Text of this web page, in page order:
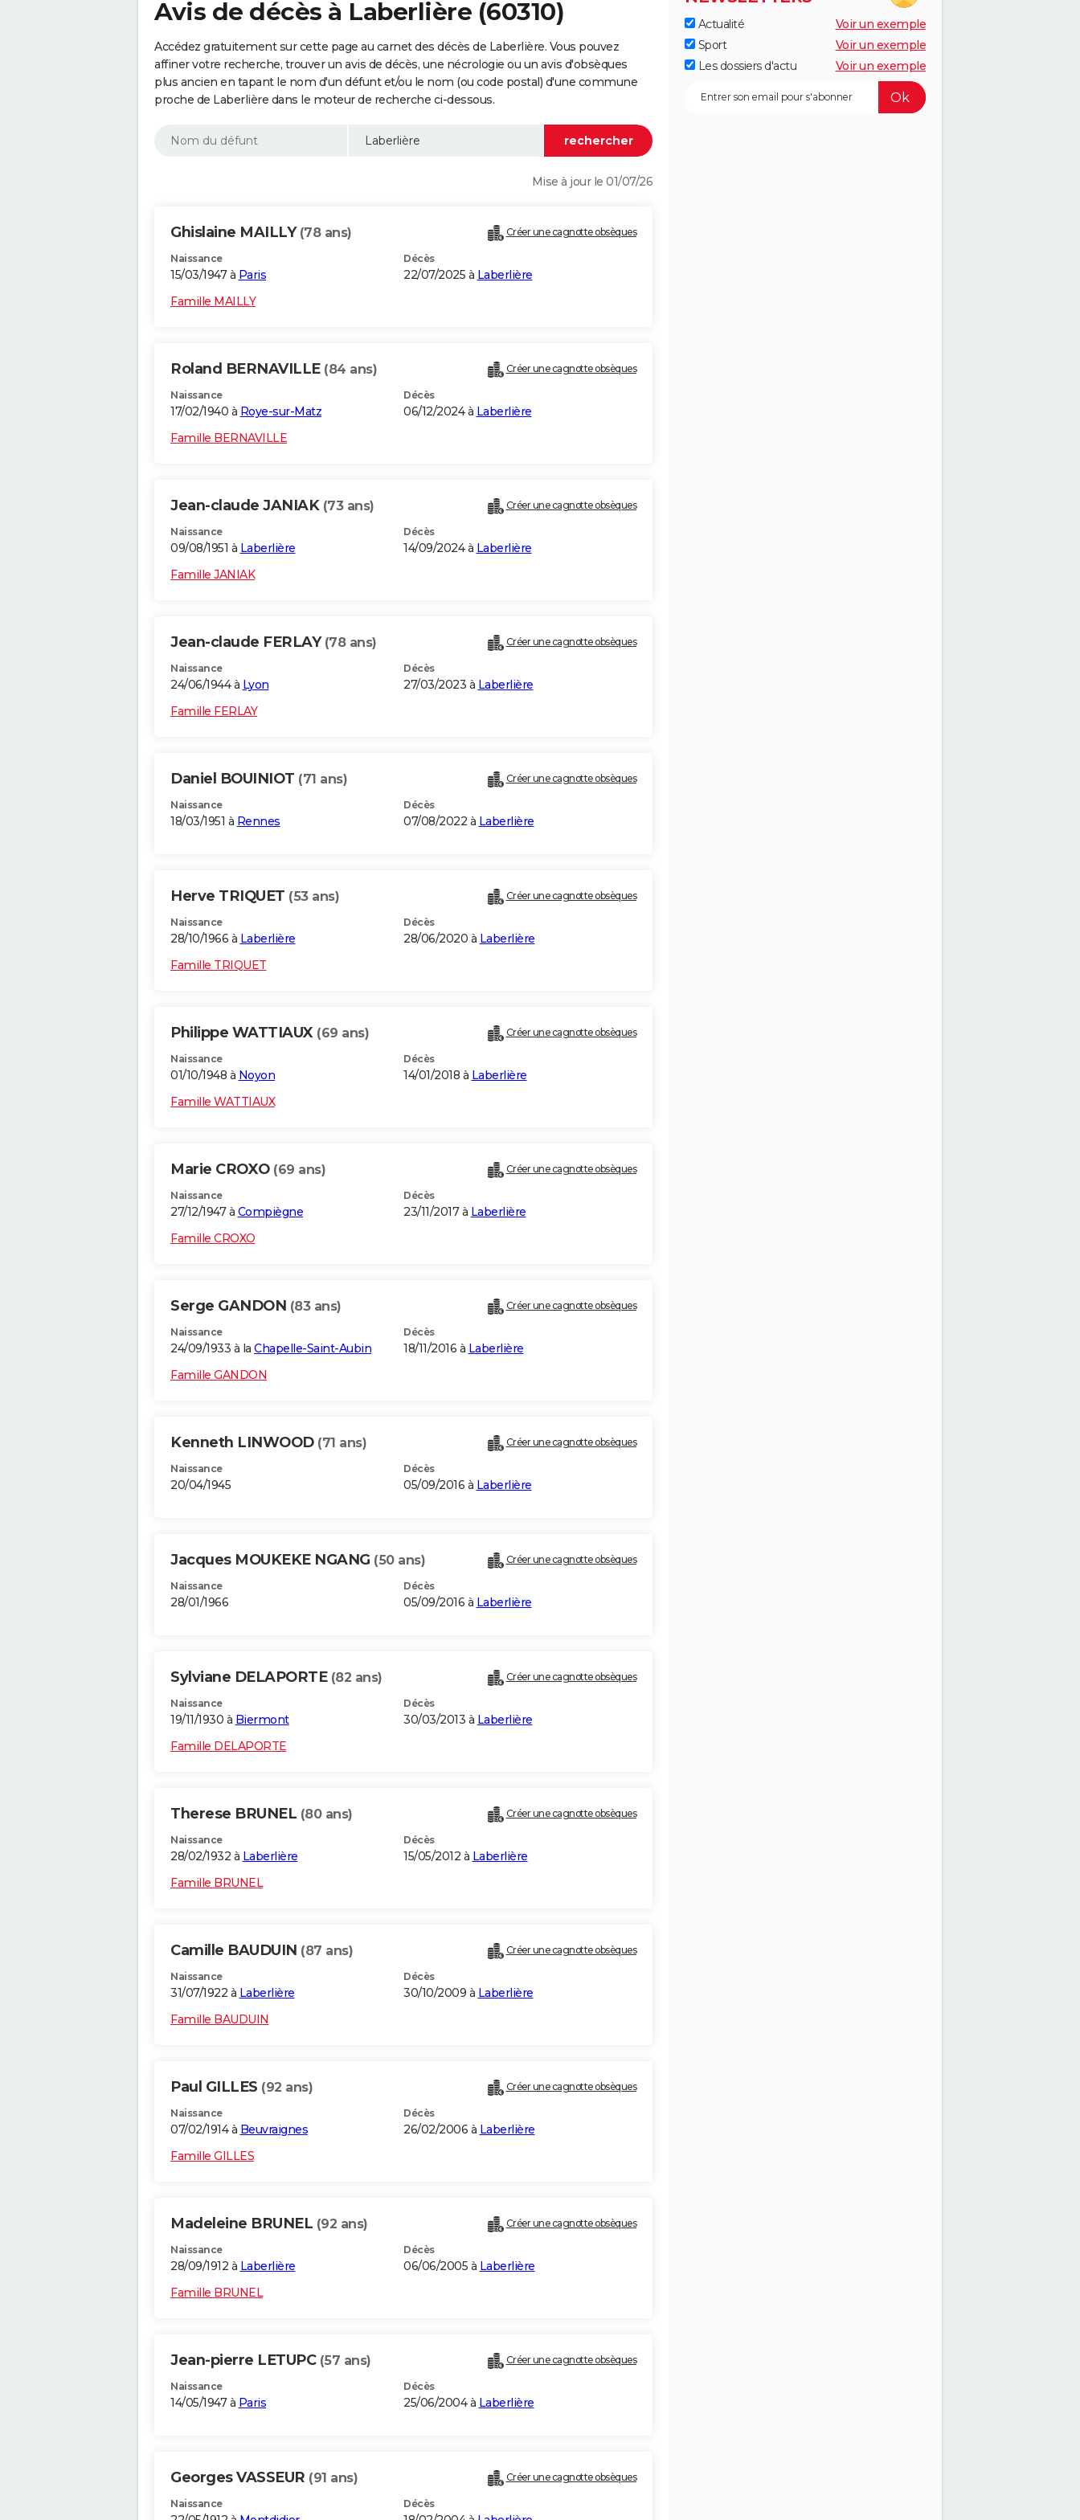
Avis de décès à Laberlière (60310)
Accédez gratuitement sur cette page au carnet des décès de Laberlière. Vous pouvez
affiner votre recherche, trouver un avis de décès, une nécrologie ou un avis d'obsèques
plus ancien en tapant le nom d'un défunt et/ou le nom (ou code postal) d'une commune
proche de Laberlière dans le moteur de recherche ci-dessous.
Mise à jour le 01/07/26
Ghislaine MAILLY (78 ans) Créer une cagnotte obsèques
Naissance
15/03/1947 à Paris
Décès
22/07/2025 à Laberlière
Famille MAILLY
Roland BERNAVILLE (84 ans) Créer une cagnotte obsèques
Naissance
17/02/1940 à Roye-sur-Matz
Décès
06/12/2024 à Laberlière
Famille BERNAVILLE
Jean-claude JANIAK (73 ans) Créer une cagnotte obsèques
Naissance
09/08/1951 à Laberlière
Décès
14/09/2024 à Laberlière
Famille JANIAK
Jean-claude FERLAY (78 ans) Créer une cagnotte obsèques
Naissance
24/06/1944 à Lyon
Décès
27/03/2023 à Laberlière
Famille FERLAY
Daniel BOUINIOT (71 ans) Créer une cagnotte obsèques
Naissance
18/03/1951 à Rennes
Décès
07/08/2022 à Laberlière
Herve TRIQUET (53 ans) Créer une cagnotte obsèques
Naissance
28/10/1966 à Laberlière
Décès
28/06/2020 à Laberlière
Famille TRIQUET
Philippe WATTIAUX (69 ans) Créer une cagnotte obsèques
Naissance
01/10/1948 à Noyon
Décès
14/01/2018 à Laberlière
Famille WATTIAUX
Marie CROXO (69 ans) Créer une cagnotte obsèques
Naissance
27/12/1947 à Compiègne
Décès
23/11/2017 à Laberlière
Famille CROXO
Serge GANDON (83 ans) Créer une cagnotte obsèques
Naissance
24/09/1933 à la Chapelle-Saint-Aubin
Décès
18/11/2016 à Laberlière
Famille GANDON
Kenneth LINWOOD (71 ans) Créer une cagnotte obsèques
Naissance
20/04/1945
Décès
05/09/2016 à Laberlière
Jacques MOUKEKE NGANG (50 ans) Créer une cagnotte obsèques
Naissance
28/01/1966
Décès
05/09/2016 à Laberlière
Sylviane DELAPORTE (82 ans) Créer une cagnotte obsèques
Naissance
19/11/1930 à Biermont
Décès
30/03/2013 à Laberlière
Famille DELAPORTE
Therese BRUNEL (80 ans) Créer une cagnotte obsèques
Naissance
28/02/1932 à Laberlière
Décès
15/05/2012 à Laberlière
Famille BRUNEL
Camille BAUDUIN (87 ans) Créer une cagnotte obsèques
Naissance
31/07/1922 à Laberlière
Décès
30/10/2009 à Laberlière
Famille BAUDUIN
Paul GILLES (92 ans) Créer une cagnotte obsèques
Naissance
07/02/1914 à Beuvraignes
Décès
26/02/2006 à Laberlière
Famille GILLES
Madeleine BRUNEL (92 ans) Créer une cagnotte obsèques
Naissance
28/09/1912 à Laberlière
Décès
06/06/2005 à Laberlière
Famille BRUNEL
Jean-pierre LETUPC (57 ans) Créer une cagnotte obsèques
Naissance
14/05/1947 à Paris
Décès
25/06/2004 à Laberlière
Georges VASSEUR (91 ans) Créer une cagnotte obsèques
Naissance Décès
Actualité
Voir un exemple
Sport
Voir un exemple
Les dossiers d'actu
Voir un exemple